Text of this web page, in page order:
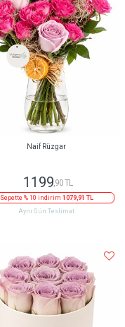
Naif Rüzgar
1199,90 TL
Sepette % 10 indirim 1079,91 TL
Aynı Gün Teslimat